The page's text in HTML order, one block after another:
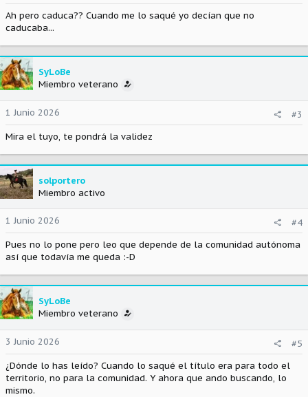
Ah pero caduca?? Cuando me lo saqué yo decían que no
caducaba...
SyLoBe
Miembro veterano
1 Junio 2026
#3
Mira el tuyo, te pondrá la validez
solportero
Miembro activo
1 Junio 2026
#4
Pues no lo pone pero leo que depende de la comunidad autónoma
así que todavía me queda :-D
SyLoBe
Miembro veterano
3 Junio 2026
#5
¿Dónde lo has leído? Cuando lo saqué el título era para todo el
territorio, no para la comunidad. Y ahora que ando buscando, lo
mismo.